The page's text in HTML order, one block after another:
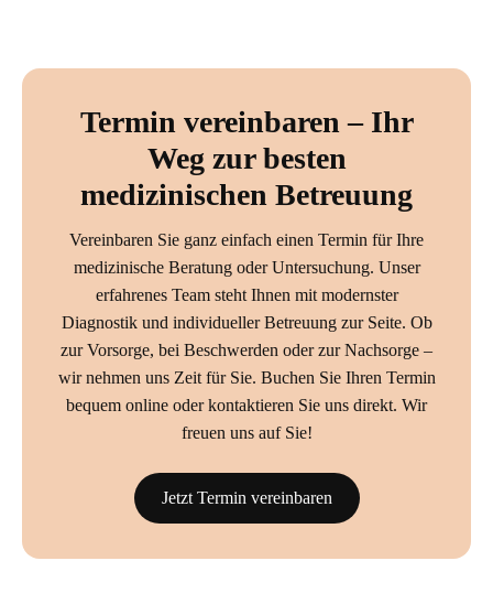
Termin vereinbaren – Ihr
Weg zur besten
medizinischen Betreuung
Vereinbaren Sie ganz einfach einen Termin für Ihre
medizinische Beratung oder Untersuchung. Unser
erfahrenes Team steht Ihnen mit modernster
Diagnostik und individueller Betreuung zur Seite. Ob
zur Vorsorge, bei Beschwerden oder zur Nachsorge –
wir nehmen uns Zeit für Sie. Buchen Sie Ihren Termin
bequem online oder kontaktieren Sie uns direkt. Wir
freuen uns auf Sie!
Jetzt Termin vereinbaren